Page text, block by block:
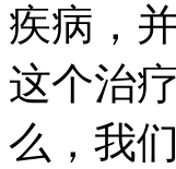
疾病，
这个治
么，我